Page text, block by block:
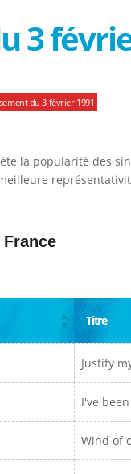
3
du 3 février 1991
la popularité des
Titre
Justify
I've
Wind of